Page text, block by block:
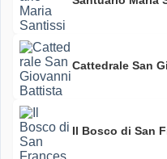
Cattedrale San
Il Bosco di San